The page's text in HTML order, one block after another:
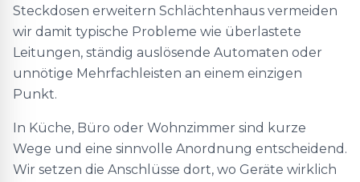
Steckdosen erweitern Schlächtenhaus vermeiden
wir damit typische Probleme wie überlastete
Leitungen, ständig auslösende Automaten oder
unnötige Mehrfachleisten an einem einzigen
Punkt.
In Küche, Büro oder Wohnzimmer sind kurze
Wege und eine sinnvolle Anordnung entscheidend.
Wir setzen die Anschlüsse dort, wo Geräte wirklich